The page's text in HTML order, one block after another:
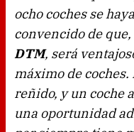
ocho coches se
convencido de
DTM, será
máximo de
reñido, y un coche
una oportunidad